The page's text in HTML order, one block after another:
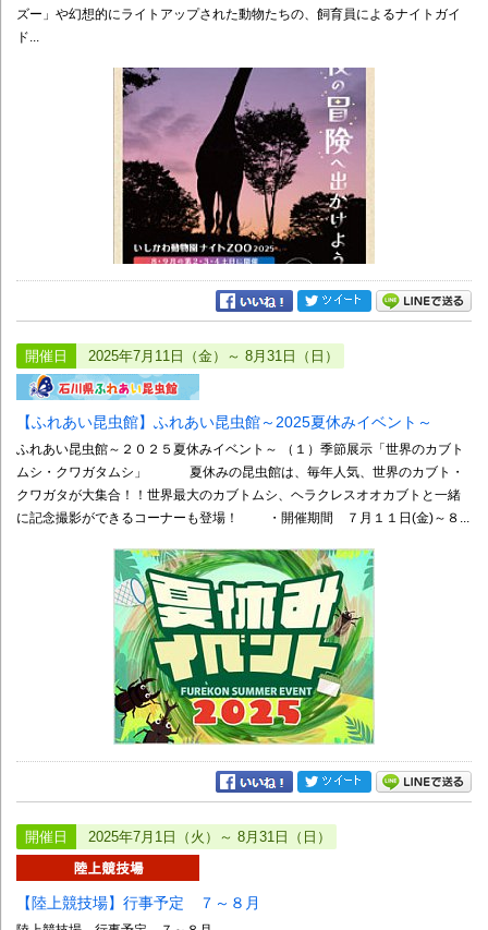
ズー」や幻想的にライトアップされた動物たちの、飼育員によるナイトガイ
ド...
開催日 2025年7月11日（金）～ 8月31日（日）
【ふれあい昆虫館】ふれあい昆虫館～2025夏休みイベント～
ふれあい昆虫館～２０２５夏休みイベント～ （１）季節展示「世界のカブト
ムシ・クワガタムシ」 夏休みの昆虫館は、毎年人気、世界のカブト・
クワガタが大集合！！世界最大のカブトムシ、ヘラクレスオオカブトと一緒
に記念撮影ができるコーナーも登場！ ・開催期間 ７月１１日(金)～８...
開催日 2025年7月1日（火）～ 8月31日（日）
【陸上競技場】行事予定 ７～８月